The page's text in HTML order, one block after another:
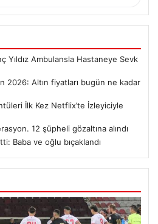
Yıldız Ambulansla Hastaneye Sevk
2026: Altın fiyatları bugün ne kadar
İlk Kez Netflix’te İzleyiciyle
12 şüpheli gözaltına alındı
Baba ve oğlu bıçaklandı